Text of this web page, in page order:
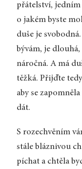
přátelství, jedním
o jakém byste
duše je
bývám, je
náročná. A má
těžká. Přijďte
aby se
dát.
S rozechvěním
stále bláznivou
píchat a chtěla